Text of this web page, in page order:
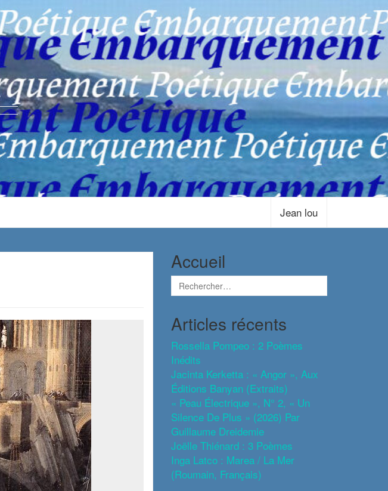
Jean lou
Accueil
Articles récents
Rossella Pompeo : 2 Poèmes
Inédits
Jacinta Kerketta : « Angor », Aux
Éditions Banyan (extraits)
« Peau Électrique », N° 2, « Un
Silence De Plus » (2026) Par
Guillaume Dreidemie
Joëlle Thiénard : 3 Poèmes
Inga Latco : Marea / La Mer
(roumain, Français)